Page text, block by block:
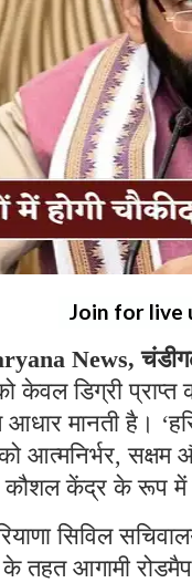
Join for live
News,
को केवल डिग्री
आधार मानती है।
सक्षम
कौशल केंद्र के रूप में
सिविल
के तहत आगामी